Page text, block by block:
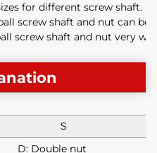
for different screw shaft.
screw shaft and nut can be
screw shaft and nut very
S
D: Double nut